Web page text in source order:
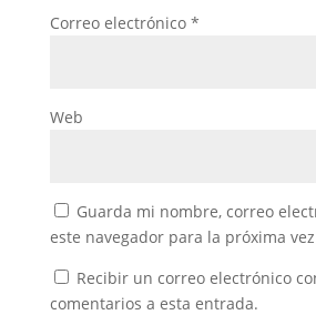
Correo electrónico *
Web
Guarda mi nombre, correo
este navegador para la próxima
Recibir un correo electrónico
comentarios a esta entrada.